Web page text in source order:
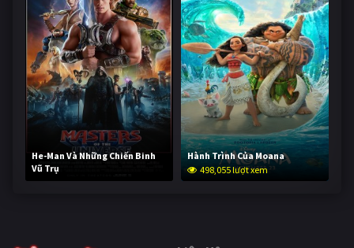
He-Man Và Những Chiến Binh
Vũ Trụ
247,520 lượt xem
Hành Trình Của Moana
498,055 lượt xem